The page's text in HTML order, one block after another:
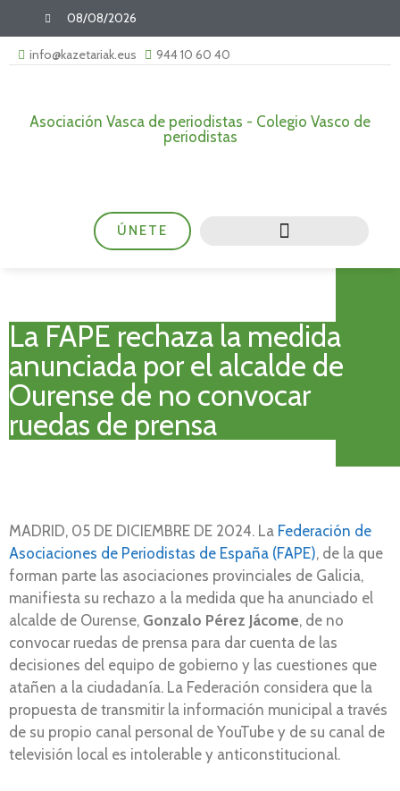
08/08/2026
info@kazetariak.eus 944 10 60 40
Asociación Vasca de periodistas - Colegio Vasco de
periodistas
ÚNETE
La FAPE rechaza la medida
anunciada por el alcalde de
Ourense de no convocar
ruedas de prensa
MADRID, 05 DE DICIEMBRE DE 2024. La Federación de
Asociaciones de Periodistas de España (FAPE), de la que
forman parte las asociaciones provinciales de Galicia,
manifiesta su rechazo a la medida que ha anunciado el
alcalde de Ourense, Gonzalo Pérez Jácome, de no
convocar ruedas de prensa para dar cuenta de las
decisiones del equipo de gobierno y las cuestiones que
atañen a la ciudadanía. La Federación considera que la
propuesta de transmitir la información municipal a través
de su propio canal personal de YouTube y de su canal de
televisión local es intolerable y anticonstitucional.